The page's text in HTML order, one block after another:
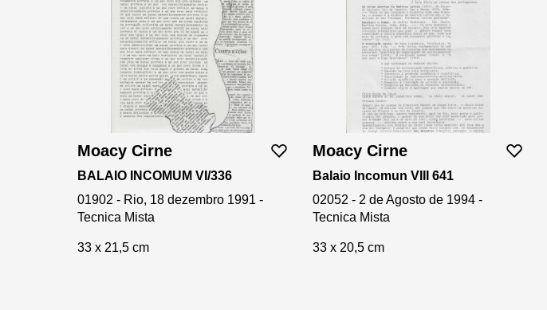
Moacy Cirne
BALAIO INCOMUM VI/336
01902 - Rio, 18 dezembro 1991 -
Tecnica Mista
33 x 21,5 cm
Moacy Cirne
Balaio Incomun VIII 641
02052 - 2 de Agosto de 1994 -
Tecnica Mista
33 x 20,5 cm